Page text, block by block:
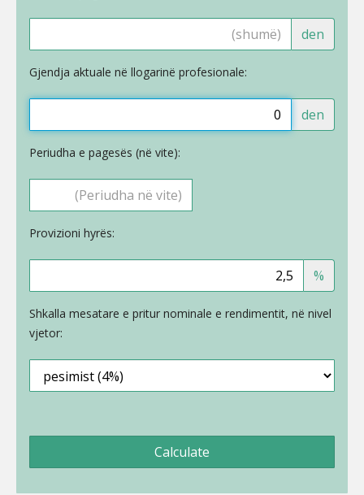
den
Gjendja aktuale në llogarinë profesionale:
den
Periudha e pagesës (në vite):
Provizioni hyrës:
%
Shkalla mesatare e pritur nominale e rendimentit, në nivel
vjetor:
Calculate